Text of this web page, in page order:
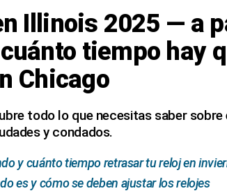
Illinois 2025 — a
tiempo hay
Chicago
todo lo que necesitas saber
y condados.
y cuánto tiempo retrasar tu reloj en
es y cómo se deben ajustar los relojes